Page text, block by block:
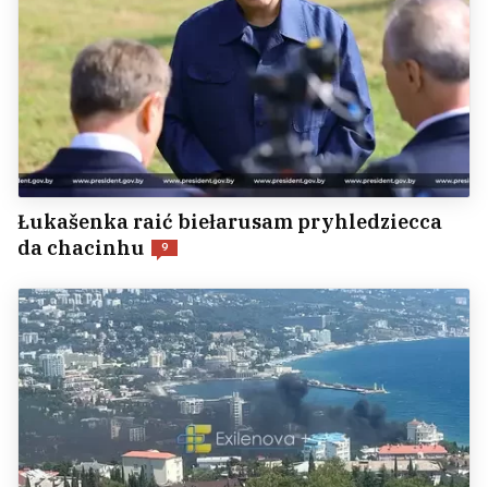
Łukašenka raić biełarusam pryhledziecca
da chacinhu
9